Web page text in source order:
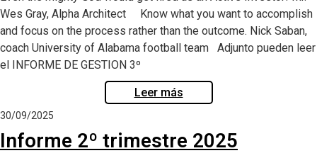
Wes Gray, Alpha Architect Know what you want to accomplish
and focus on the process rather than the outcome. Nick Saban,
coach University of Alabama football team Adjunto pueden leer
el INFORME DE GESTION 3º
Leer más
30/09/2025
Informe 2º trimestre 2025